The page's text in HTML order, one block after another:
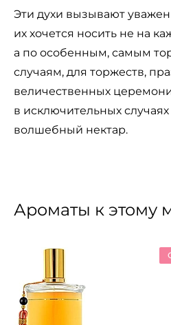
Эти духи вызывают
их хочется носить не на
а по особенным, самым
случаям, для торжеств,
величественных
в исключительных
волшебный нектар.
Ароматы к этому